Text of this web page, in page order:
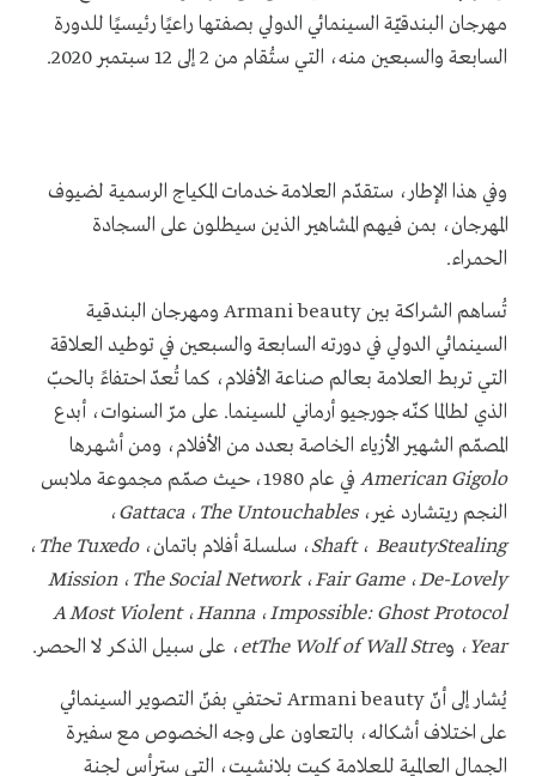
مهرجان البندقيّة السينمائي الدولي بصفتها راعيًا رئيسيًا للدورة
السابعة والسبعين منه، التي ستُقام من 2 إلى 12 سبتمبر 2020.
وفي هذا الإطار، ستقدّم العلامة خدمات المكياج الرسمية لضيوف
المهرجان، بمن فيهم المشاهير الذين سيطلون على السجادة
الحمراء.
تُساهم الشراكة بينArmani beautyومهرجان البندقية
السينمائي الدولي في دورته السابعة والسبعين في توطيد العلاقة
التي تربط العلامة بعالم صناعة الأفلام، كما تُعدّ احتفاءً بالحبّ
الذي لطالما كنّه جورجيو أرماني للسينما. على مرّ السنوات، أبدع
المصمّم الشهير الأزياء الخاصة بعدد من الأفلام، ومن أشهرها
American Gigolo
في عام 1980، حيث صمّم مجموعة ملابس
النجم ريتشارد غير،The Untouchables،Gattaca،
Stealing
Beauty،Shaft، سلسلة أفلام باتمان،The Tuxedo،
De-Lovely،Fair Game،The Social Network،Mission
Impossible: Ghost Protocol،Hanna،A Most Violent
Year، وThe Wolf of Wall Stre
et، على سبيل الذكر لا الحصر.
يُشار إلى أنّ Armani beautyتحتفي بفنّ التصوير السينمائي
على اختلاف أشكاله، بالتعاون على وجه الخصوص مع سفيرة
الجمال العالمية للعلامة كيت بلانشيت، التي سترأس لجنة